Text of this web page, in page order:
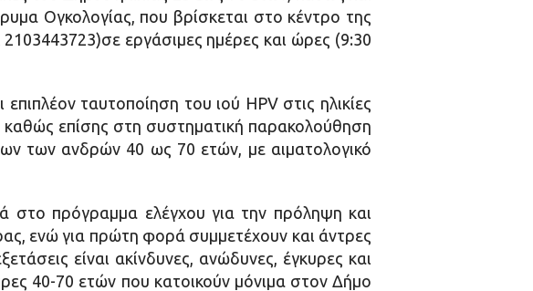
Ογκολογίας, που βρίσκεται στο κέντρο της
εργάσιμες ημέρες και ώρες (9:30
ταυτοποίηση του ιού HPV στις ηλικίες
επίσης στη συστηματική παρακολούθηση
των ανδρών 40 ως 70 ετών, με αιματολογικό
στο πρόγραμμα ελέγχου για την πρόληψη και
ενώ για πρώτη φορά συμμετέχουν και άντρες
είναι ακίνδυνες, ανώδυνες, έγκυρες και
40-70 ετών που κατοικούν μόνιμα στον Δήμο